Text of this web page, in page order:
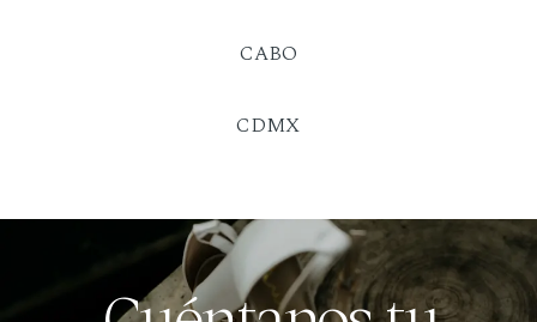
CABO
CDMX